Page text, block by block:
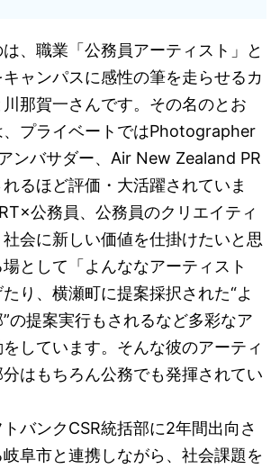
、職業「公務員アーティスト」と
ャンパスに感性の筆を走らせるカ
那賀一さんです。その名のとお
、プライベートではPhotographer
ンバサダー、Air New Zealand PR
るほど評価・大活躍されていま
公務員、公務員のクリエイティ
会に新しい価値を仕掛けたいと思
として「よんななアーティスト
り、横瀬町に提案採択された“よ
の提案実行もされるなど多彩なア
しています。そんな彼のアーティ
はもちろん公務でも発揮されてい
バンクCSR統括部に2年間出向さ
阜市と連携しながら、社会課題を